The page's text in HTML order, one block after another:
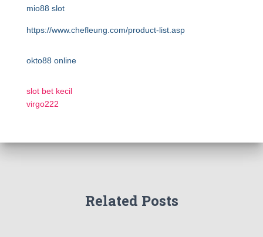
mio88 slot
https://www.chefleung.com/product-list.asp
okto88 online
slot bet kecil
virgo222
Related Posts